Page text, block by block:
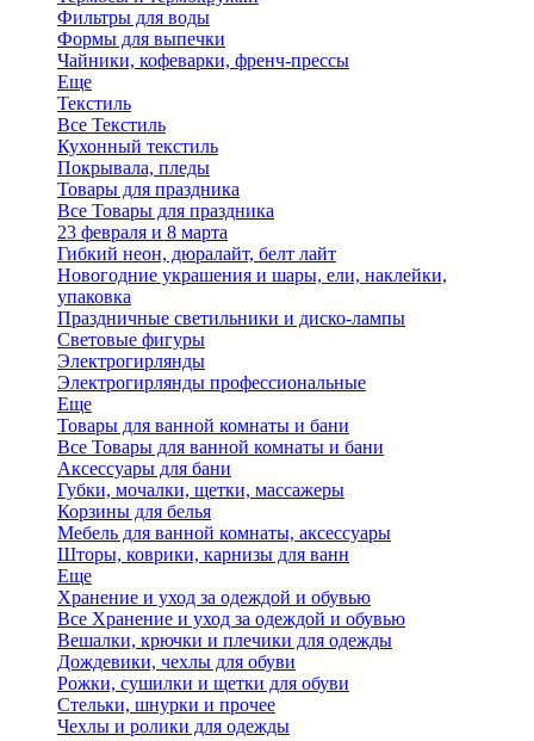
Фильтры для воды
Формы для выпечки
Чайники, кофеварки, френч-прессы
Еще
Текстиль
Все Текстиль
Кухонный текстиль
Покрывала, пледы
Товары для праздника
Все Товары для праздника
23 февраля и 8 марта
Гибкий неон, дюралайт, белт лайт
Новогодние украшения и шары, ели, наклейки,
упаковка
Праздничные светильники и диско-лампы
Световые фигуры
Электрогирлянды
Электрогирлянды профессиональные
Еще
Товары для ванной комнаты и бани
Все Товары для ванной комнаты и бани
Аксессуары для бани
Губки, мочалки, щетки, массажеры
Корзины для белья
Мебель для ванной комнаты, аксессуары
Шторы, коврики, карнизы для ванн
Еще
Хранение и уход за одеждой и обувью
Все Хранение и уход за одеждой и обувью
Вешалки, крючки и плечики для одежды
Дождевики, чехлы для обуви
Рожки, сушилки и щетки для обуви
Стельки, шнурки и прочее
Чехлы и ролики для одежды